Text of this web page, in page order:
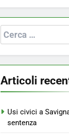
Ricerca
per:
Articoli
Usi civici a
sentenza